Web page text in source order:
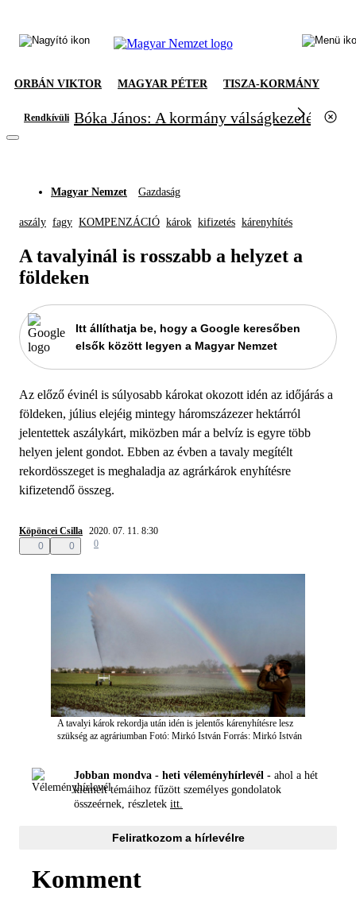
ORBÁN VIKTOR MAGYAR PÉTER TISZA-KORMÁNY
Rendkívüli Bóka János: A kormány válságkezelésből
Magyar Nemzet Gazdaság
aszály fagy KOMPENZÁCIÓ károk kifizetés kárenyhítés
A tavalyinál is rosszabb a helyzet a
földeken
Itt állíthatja be, hogy a Google keresőben
elsők között legyen a Magyar Nemzet
Az előző évinél is súlyosabb károkat okozott idén az időjárás a
földeken, július elejéig mintegy háromszázezer hektárról
jelentettek aszálykárt, miközben már a belvíz is egyre több
helyen jelent gondot. Ebben az évben a tavaly megítélt
rekordösszeget is meghaladja az agrárkárok enyhítésre
kifizetendő összeg.
Köpöncei Csilla 2020. 07. 11. 8:30
0
0 0
A tavalyi károk rekordja után idén is jelentős kárenyhítésre lesz
szükség az agráriumban Fotó: Mirkó István Forrás: Mirkó István
Jobban mondva - heti véleményhírlevél - ahol a hét
kiemelt témáihoz fűzött személyes gondolatok
összeérnek, részletek itt.
Feliratkozom a hírlevélre
Komment